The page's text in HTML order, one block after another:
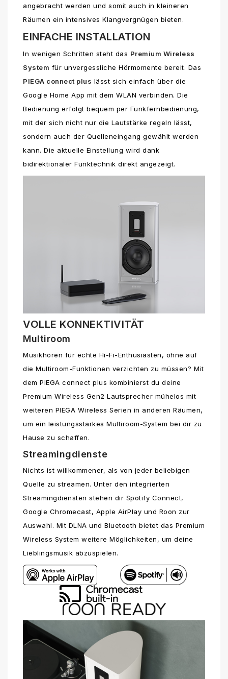
angebracht werden und somit auch in kleineren
Räumen ein intensives Klangvergnügen bieten.
EINFACHE INSTALLATION
In wenigen Schritten steht das Premium Wireless
System für unvergessliche Hörmomente bereit. Das
PIEGA connect plus lässt sich einfach über die
Google Home App mit dem WLAN verbinden. Die
Bedienung erfolgt bequem per Funkfernbedienung,
mit der sich nicht nur die Lautstärke regeln lässt,
sondern auch der Quelleneingang gewählt werden
kann. Die aktuelle Einstellung wird dank
bidirektionaler Funktechnik direkt angezeigt.
VOLLE KONNEKTIVITÄT
Multiroom
Musikhören für echte Hi-Fi-Enthusiasten, ohne auf
die Multiroom-Funktionen verzichten zu müssen? Mit
dem PIEGA connect plus kombinierst du deine
Premium Wireless Gen2 Lautsprecher mühelos mit
weiteren PIEGA Wireless Serien in anderen Räumen,
um ein leistungsstarkes Multiroom-System bei dir zu
Hause zu schaffen.
Streamingdienste
Nichts ist willkommener, als von jeder beliebigen
Quelle zu streamen. Unter den integrierten
Streamingdiensten stehen dir Spotify Connect,
Google Chromecast, Apple AirPlay und Roon zur
Auswahl. Mit DLNA und Bluetooth bietet das Premium
Wireless System weitere Möglichkeiten, um deine
Lieblingsmusik abzuspielen.